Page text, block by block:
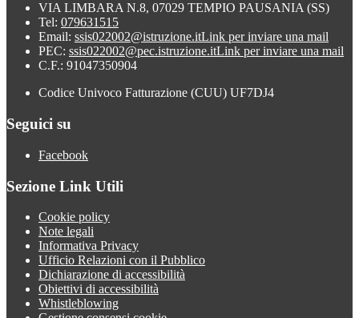
VIA LIMBARA N.8, 07029 TEMPIO PAUSANIA (SS)
Tel: 079631515
Email: ssis022002@istruzione.itLink per inviare una mail
PEC: ssis022002@pec.istruzione.itLink per inviare una mail
C.F.: 91047350904
Codice Univoco Fatturazione (CUU) UF7DJ4
Seguici su
Facebook
Sezione Link Utili
Cookie policy
Note legali
Informativa Privacy
Ufficio Relazioni con il Pubblico
Dichiarazione di accessibilità
Obiettivi di accessibilità
Whistleblowing